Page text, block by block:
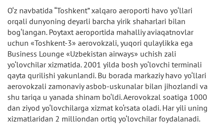
O‘z navbatida “Toshkent” xalqaro aeroporti havo yo‘llari
orqali dunyoning deyarli barcha yirik shaharlari bilan
bog‘langan. Poytaxt aeroportida mahalliy aviaqatnovlar
uchun «Toshkent-3» aerovokzali, yuqori qulaylikka ega
Business Lounge «Uzbekistan airways» uchish zali
yo‘lovchilar xizmatida. 2001 yilda bosh yo‘lovchi terminali
qayta qurilishi yakunlandi. Bu borada markaziy havo yo‘llari
aerovokzali zamonaviy asbob-uskunalar bilan jihozlandi va
shu tariqa u yanada shinam bo‘ldi. Aerovokzal soatiga 1000
dan ziyod yo‘lovchilarga xizmat ko‘rsata oladi. Har yili uning
xizmatlaridan 2 milliondan ortiq yo‘lovchilar foydalanadi.